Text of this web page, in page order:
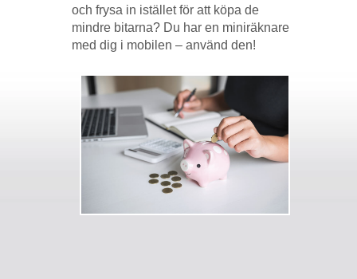
och frysa in istället för att köpa de
mindre bitarna? Du har en miniräknare
med dig i mobilen – använd den!